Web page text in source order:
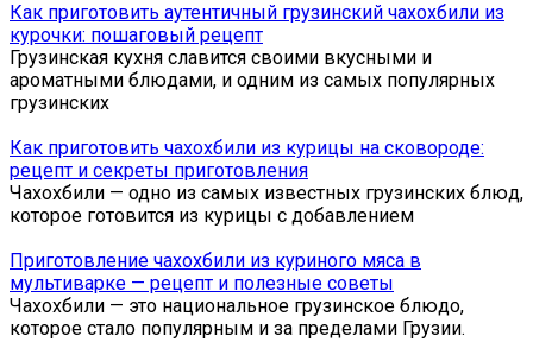
Как приготовить аутентичный грузинский чахохбили из
курочки: пошаговый рецепт
Грузинская кухня славится своими вкусными и
ароматными блюдами, и одним из самых популярных
грузинских
Как приготовить чахохбили из курицы на сковороде:
рецепт и секреты приготовления
Чахохбили — одно из самых известных грузинских блюд,
которое готовится из курицы с добавлением
Приготовление чахохбили из куриного мяса в
мультиварке — рецепт и полезные советы
Чахохбили — это национальное грузинское блюдо,
которое стало популярным и за пределами Грузии.